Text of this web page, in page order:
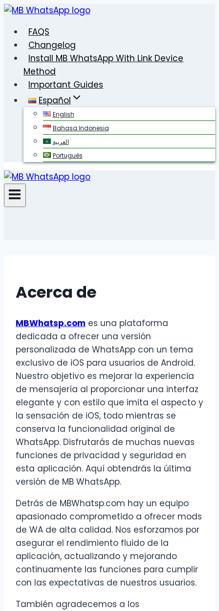
Saltar
contenido
FAQS
Changelog
Install MB WhatsApp With Link Device
Method
Important Guides
Español
English
Bahasa Indonesia
العربية
Português
Acerca de
MBWhatsp.com es una plataforma
dedicada a ofrecer una versión
personalizada de WhatsApp con un tema
exclusivo de iOS para usuarios de Android.
Nuestro objetivo es mejorar la experiencia
de mensajería al proporcionar una interfaz
elegante y con estilo que imita el aspecto y
la sensación de iOS, todo mientras se
conserva la funcionalidad original de
WhatsApp. Disfrutarás de muchas nuevas
funciones de privacidad y seguridad en
esta aplicación. Aquí obtendrás la última
versión de MB WhatsApp.
Detrás de MBWhatsp.com hay un equipo
apasionado comprometido a ofrecer mods
de WA de alta calidad. Nos esforzamos por
asegurar el rendimiento fluido de la
aplicación, actualizando y mejorando
continuamente las funciones para cumplir
con las expectativas de nuestros usuarios.
También agradecemos a los